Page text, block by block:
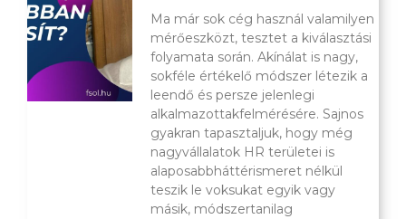
Ma már sok cég használ valamilyen
mérőeszközt, tesztet a kiválasztási
folyamata során. Akínálat is nagy,
sokféle értékelő módszer létezik a
leendő és persze jelenlegi
alkalmazottakfelmérésére. Sajnos
gyakran tapasztaljuk, hogy még
nagyvállalatok HR területei is
alaposabbháttérismeret nélkül
teszik le voksukat egyik vagy
másik, módszertanilag